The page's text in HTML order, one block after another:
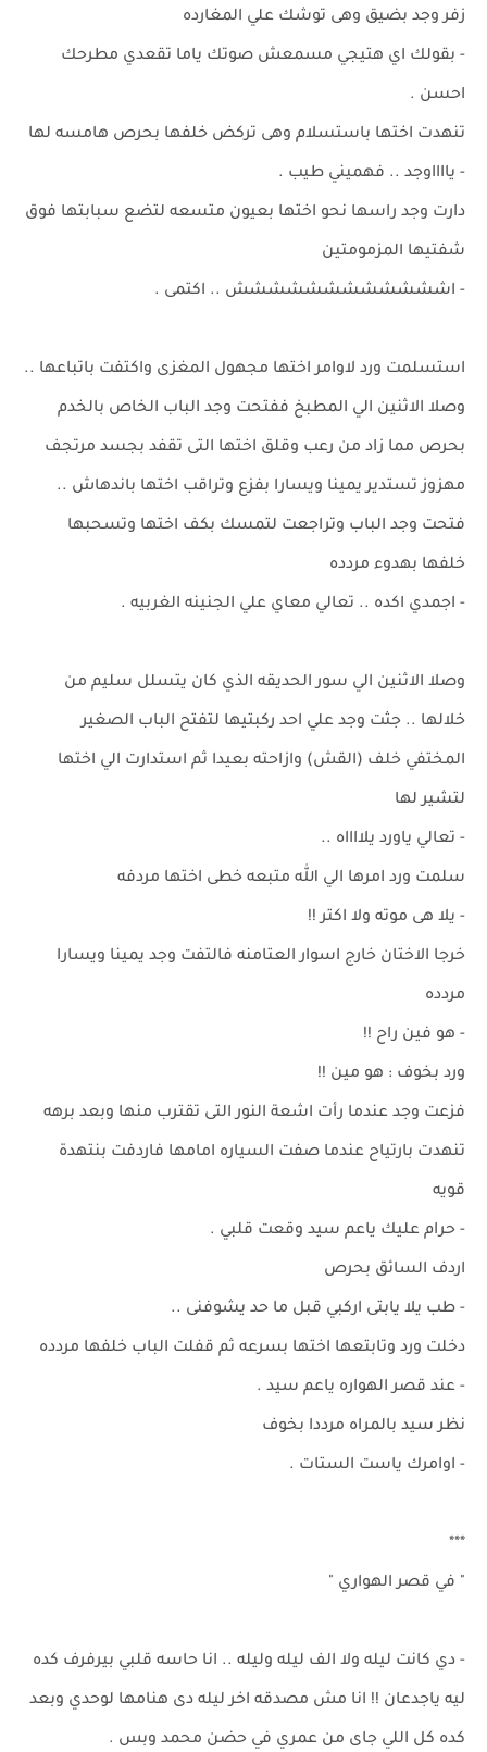
زفر وجد بضيق وهى توشك علي المغارده
- بقولك اي هتيجي مسمعش صوتك ياما تقعدي مطرحك
احسن .
تنهدت اختها باستسلام وهى تركض خلفها بحرص هامسه لها
- يااااوجد .. فهميني طيب .
دارت وجد راسها نحو اختها بعيون متسعه لتضع سبابتها فوق
شفتيها المزمومتين
- اشششششششششششش .. اكتمى .
استسلمت ورد لاوامر اختها مجهول المغزى واكتفت باتباعها ..
وصلا الاثنين الي المطبخ ففتحت وجد الباب الخاص بالخدم
بحرص مما زاد من رعب وقلق اختها التى تقفد بجسد مرتجف
مهزوز تستدير يمينا ويسارا بفزع وتراقب اختها باندهاش ..
فتحت وجد الباب وتراجعت لتمسك بكف اختها وتسحبها
خلفها بهدوء مردده
- اجمدي اكده .. تعالي معاي علي الجنينه الغربيه .
وصلا الاثنين الي سور الحديقه الذي كان يتسلل سليم من
خلالها .. جثت وجد علي احد ركبتيها لتفتح الباب الصغير
المختفي خلف (القش) وازاحته بعيدا ثم استدارت الي اختها
لتشير لها
- تعالي ياورد يلااااه ..
سلمت ورد امرها الي الله متبعه خطى اختها مردفه
- يلا هى موته ولا اكتر !!
خرجا الاختان خارج اسوار العتامنه فالتفت وجد يمينا ويسارا
مردده
- هو فين راح !!
ورد بخوف : هو مين !!
فزعت وجد عندما رأت اشعة النور التى تقترب منها وبعد برهه
تنهدت بارتياح عندما صفت السياره امامها فاردفت بنتهدة
قويه
- حرام عليك ياعم سيد وقعت قلبي .
اردف السائق بحرص
- طب يلا يابتى اركبي قبل ما حد يشوفنى ..
دخلت ورد وتابتعها اختها بسرعه ثم قفلت الباب خلفها مردده
- عند قصر الهواره ياعم سيد .
نظر سيد بالمراه مرددا بخوف
- اوامرك ياست الستات .
***
" في قصر الهواري "
- دي كانت ليله ولا الف ليله وليله .. انا حاسه قلبي بيرفرف كده
ليه ياجدعان !! انا مش مصدقه اخر ليله دى هنامها لوحدي وبعد
كده كل اللي جاى من عمري في حضن محمد وبس .